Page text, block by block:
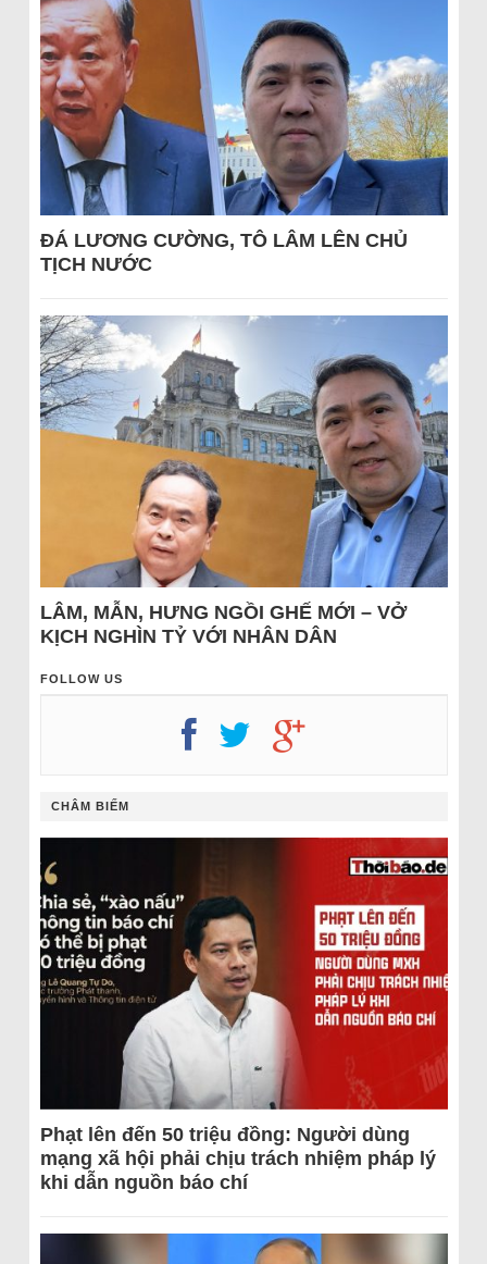
ĐÁ LƯƠNG CƯỜNG, TÔ LÂM LÊN CHỦ
TỊCH NƯỚC
LÂM, MẪN, HƯNG NGỒI GHẾ MỚI – VỞ
KỊCH NGHÌN TỶ VỚI NHÂN DÂN
FOLLOW US
CHÂM BIẾM
Phạt lên đến 50 triệu đồng: Người dùng
mạng xã hội phải chịu trách nhiệm pháp lý
khi dẫn nguồn báo chí